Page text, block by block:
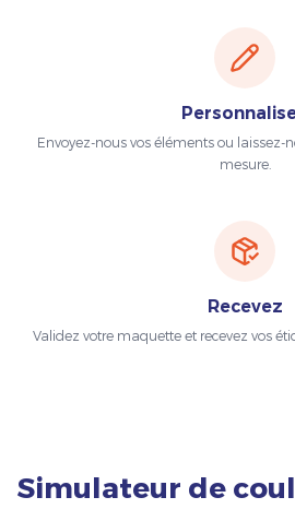
Envoyez-nous vos éléments ou laissez-
mesure.
Recevez
Validez votre maquette et recevez vos
Simulateur de